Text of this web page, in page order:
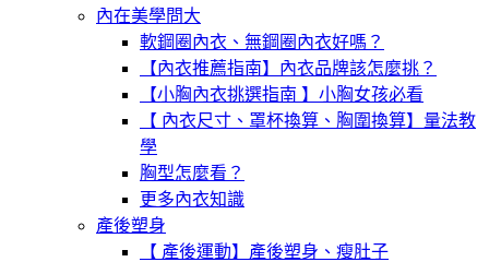
內在美學問大
軟鋼圈內衣、無鋼圈內衣好嗎？
【內衣推薦指南】內衣品牌該怎麼挑？
【小胸內衣挑選指南 】小胸女孩必看
【 內衣尺寸、罩杯換算、胸圍換算】量法教
學
胸型怎麼看？
更多內衣知識
產後塑身
【 產後運動】產後塑身、瘦肚子